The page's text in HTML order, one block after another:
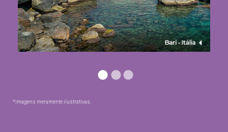
*imagens meramente ilustrativas.